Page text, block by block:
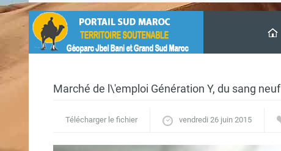
Marché de l\'emploi Génération Y, du sang
Télécharger le fichier vendredi 26 juin 2015